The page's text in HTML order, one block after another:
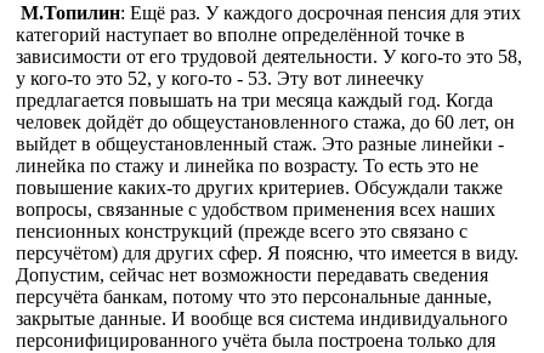
М.Топилин: Ещё раз. У каждого досрочная пенсия для этих
категорий наступает во вполне определённой точке в
зависимости от его трудовой деятельности. У кого-то это 58,
у кого-то это 52, у кого-то - 53. Эту вот линеечку
предлагается повышать на три месяца каждый год. Когда
человек дойдёт до общеустановленного стажа, до 60 лет, он
выйдет в общеустановленный стаж. Это разные линейки -
линейка по стажу и линейка по возрасту. То есть это не
повышение каких-то других критериев. Обсуждали также
вопросы, связанные с удобством применения всех наших
пенсионных конструкций (прежде всего это связано с
персучётом) для других сфер. Я поясню, что имеется в виду.
Допустим, сейчас нет возможности передавать сведения
персучёта банкам, потому что это персональные данные,
закрытые данные. И вообще вся система индивидуального
персонифицированного учёта была построена только для